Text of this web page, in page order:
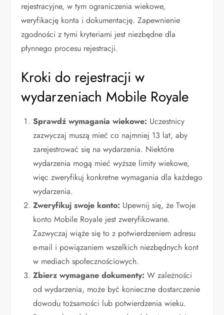
rejestracyjne, w tym ograniczenia wiekowe,
weryfikację konta i dokumentację. Zapewnienie
zgodności z tymi kryteriami jest niezbędne dla
płynnego procesu rejestracji.
Kroki do rejestracji w
wydarzeniach Mobile Royale
Sprawdź wymagania wiekowe: Uczestnicy
zazwyczaj muszą mieć co najmniej 13 lat, aby
zarejestrować się na wydarzenia. Niektóre
wydarzenia mogą mieć wyższe limity wiekowe,
więc zweryfikuj konkretne wymagania dla każdego
wydarzenia.
Zweryfikuj swoje konto: Upewnij się, że Twoje
konto Mobile Royale jest zweryfikowane.
Zazwyczaj wiąże się to z potwierdzeniem adresu
e-mail i powiązaniem wszelkich niezbędnych kont
w mediach społecznościowych.
Zbierz wymagane dokumenty: W zależności
od wydarzenia, może być konieczne dostarczenie
dowodu tożsamości lub potwierdzenia wieku.